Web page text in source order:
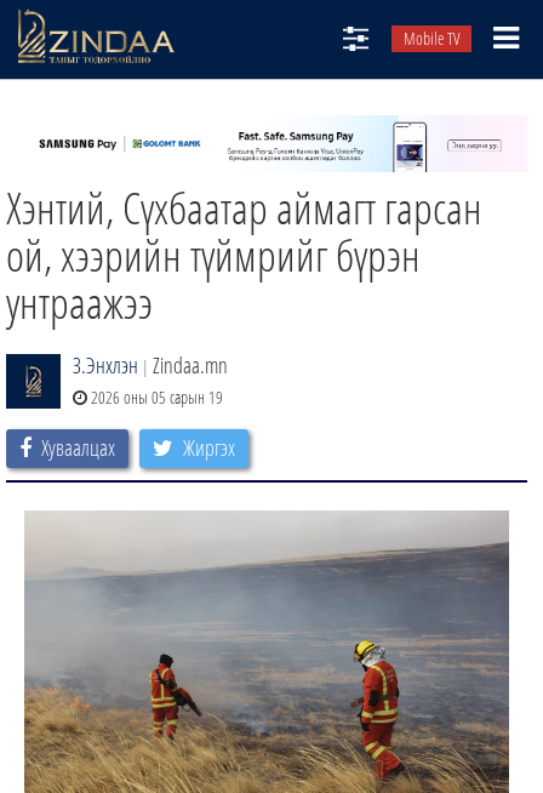
Mobile TV
ТВ8
ӨГЛӨӨНИЙ СОНИН
АУДИО ЗОХИОЛ
ЗИНДАА СЭТГҮҮЛ
Хэнтий, Сүхбаатар аймагт гарсан
ой, хээрийн түймрийг бүрэн
унтраажээ
З.Энхлэн | Zindaa.mn
2026 оны 05 сарын 19
Хуваалцах Жиргэх